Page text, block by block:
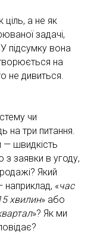
а не як
задачі,
підсумку вона
на
не дивиться.
чи
на три питання.
швидкість
з заявки в угоду,
Який
наприклад, «час
хвилин» або
»? Як ми